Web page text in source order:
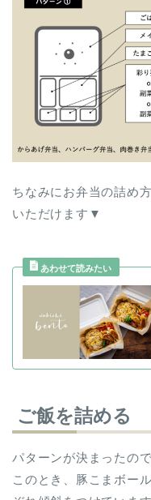
ちなみにお弁当の詰め
いただけます▼
ご飯を詰める
パターンが決まったの
このとき、豚こまボー